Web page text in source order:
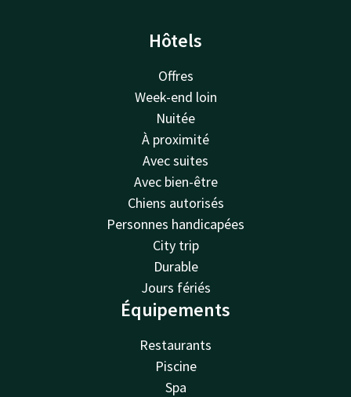
Hôtels
Offres
Week-end loin
Nuitée
À proximité
Avec suites
Avec bien-être
Chiens autorisés
Personnes handicapées
City trip
Durable
Jours fériés
Équipements
Restaurants
Piscine
Spa